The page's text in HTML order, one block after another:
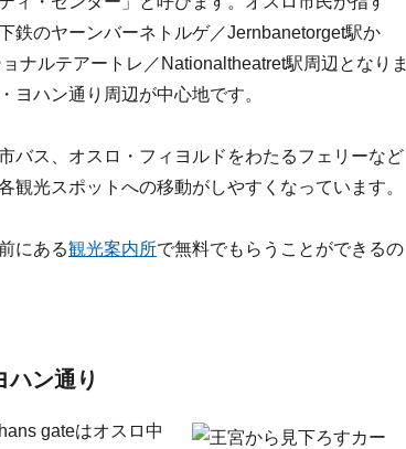
鉄のヤーンバーネトルゲ／Jernbanetorget駅か
ナルテアートレ／Nationaltheatret駅周辺となりま
ヨハン通り周辺が中心地です。
バス、オスロ・フィヨルドをわたるフェリーなど
光スポットへの移動がしやすくなっています。
にある観光案内所で無料でもらうことができるの
ハン通り
gateはオスロ中